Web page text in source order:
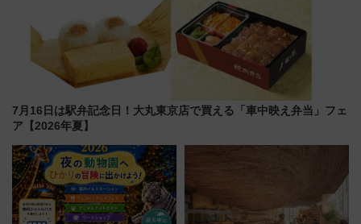
7月16日は駅弁記念日！大丸東京店で買える「車中映え弁当」フェ
ア【2026年夏】